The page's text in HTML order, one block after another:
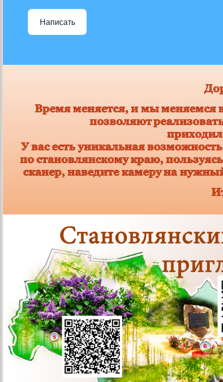
Написать